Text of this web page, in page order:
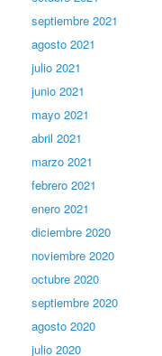
septiembre 2021
agosto 2021
julio 2021
junio 2021
mayo 2021
abril 2021
marzo 2021
febrero 2021
enero 2021
diciembre 2020
noviembre 2020
octubre 2020
septiembre 2020
agosto 2020
julio 2020